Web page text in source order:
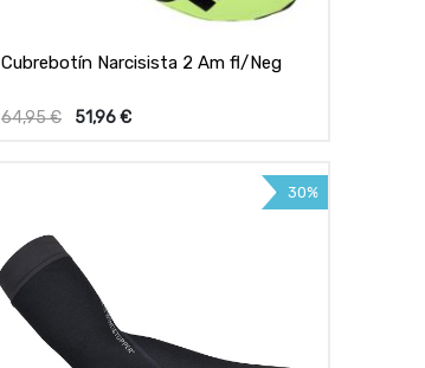
Cubrebotín Narcisista 2 Am fl/Neg
64,95€ 51,96€
30%